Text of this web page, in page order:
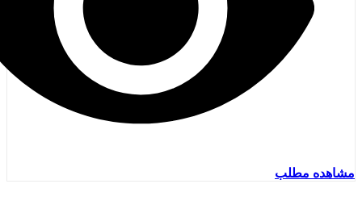
مشاهده مطلب